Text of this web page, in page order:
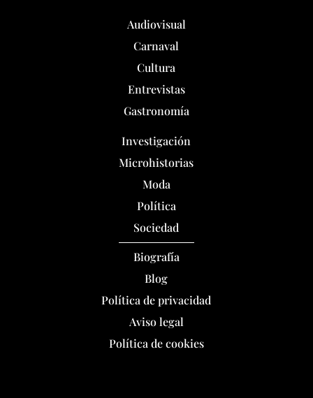
Audiovisual
Carnaval
Cultura
Entrevistas
Gastronomía
Investigación
Microhistorias
Moda
Política
Sociedad
Biografía
Blog
Política de privacidad
Aviso legal
Política de cookies